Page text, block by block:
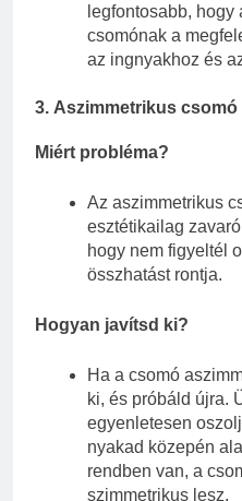
legfontosabb,
csomónak a
az ingnyakhoz és
3. Aszimmetrikus csomó
Miért probléma?
Az aszimmetrikus
esztétikailag
hogy nem figyeltél
összhatást rontja.
Hogyan javítsd ki?
Ha a csomó
ki, és próbáld újra.
egyenletesen
nyakad közepén
rendben van, a
szimmetrikus lesz.